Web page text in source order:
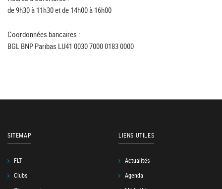
de 9h30 à 11h30 et de 14h00 à 16h00
Coordonnées bancaires :
BGL BNP Paribas LU41 0030 7000 0183 0000
SITEMAP
FLT
Clubs
LIENS UTILES
Actualités
Agenda